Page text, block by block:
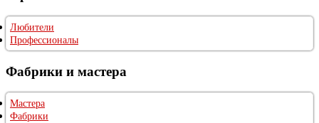
Любители
Профессионалы
Фабрики и мастера
Мастера
Фабрики